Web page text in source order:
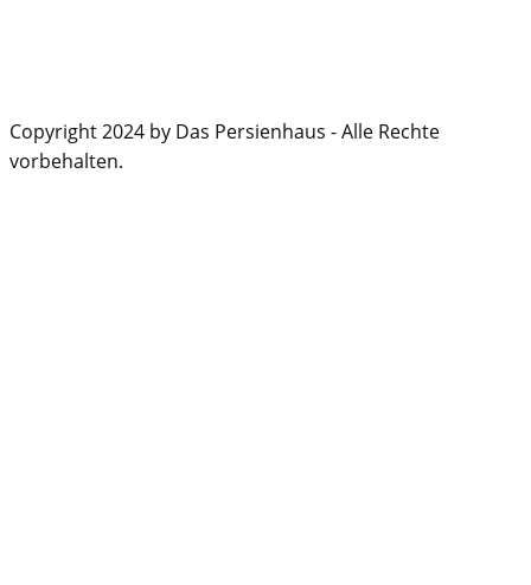
Copyright 2024 by Das Persienhaus - Alle Rechte
vorbehalten.